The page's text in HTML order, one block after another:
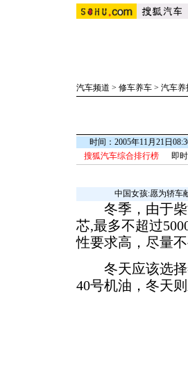
汽车频道 > 修车养车> 汽车养
时间：2005年11月21日
搜狐汽车综合排行榜
即
中国女孩:愿为轿车
冬季，由于柴
芯,最多不超过
性要求高，尽量
冬天应该选择
40号机油，冬天